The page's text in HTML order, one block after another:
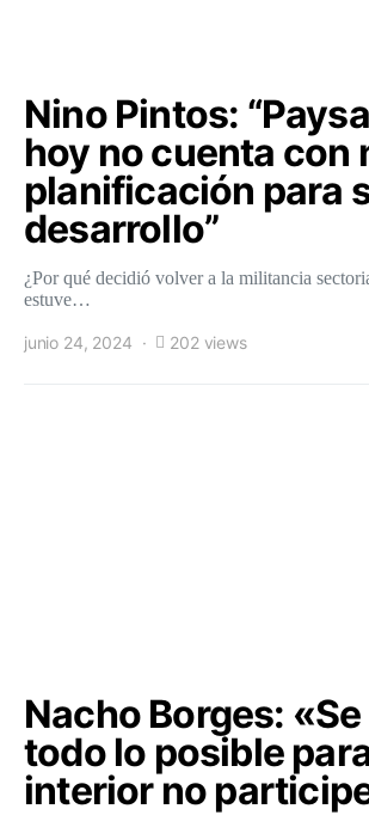
Nino Pintos:
hoy no cuenta con
planificación para
desarrollo”
¿Por qué decidió volver a la militancia
estuve…
junio 24, 2024 202 views
Nacho Borges:
todo lo posible
interior no